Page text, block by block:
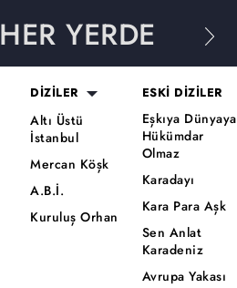
HER YERDE
DİZİLER
Altı Üstü
İstanbul
Mercan Köşk
A.B.İ.
Kuruluş Orhan
ESKİ DİZİLER
Eşkıya Dünyaya
Hükümdar
Olmaz
Karadayı
Kara Para Aşk
Sen Anlat
Karadeniz
Avrupa Yakası